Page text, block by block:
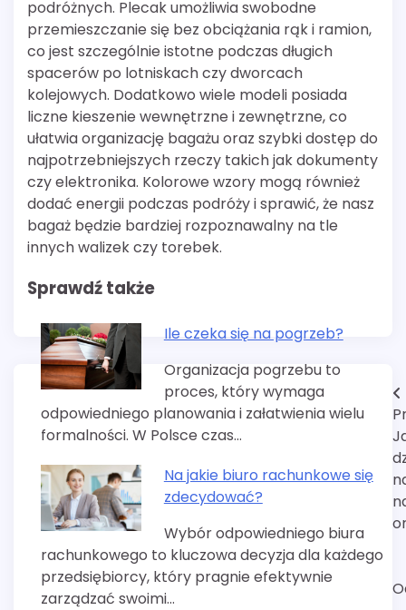
podróżnych. Plecak umożliwia swobodne
przemieszczanie się bez obciążania rąk i ramion,
co jest szczególnie istotne podczas długich
spacerów po lotniskach czy dworcach
kolejowych. Dodatkowo wiele modeli posiada
liczne kieszenie wewnętrzne i zewnętrzne, co
ułatwia organizację bagażu oraz szybki dostęp do
najpotrzebniejszych rzeczy takich jak dokumenty
czy elektronika. Kolorowe wzory mogą również
dodać energii podczas podróży i sprawić, że nasz
bagaż będzie bardziej rozpoznawalny na tle
innych walizek czy torebek.
Sprawdź także
Ile czeka się na pogrzeb?
Organizacja pogrzebu to
proces, który wymaga
odpowiedniego planowania i załatwienia wielu
formalności. W Polsce czas…
Na jakie biuro rachunkowe się
zdecydować?
Wybór odpowiedniego biura
rachunkowego to kluczowa decyzja dla każdego
przedsiębiorcy, który pragnie efektywnie
zarządzać swoimi…
Nawigacja
wpisu